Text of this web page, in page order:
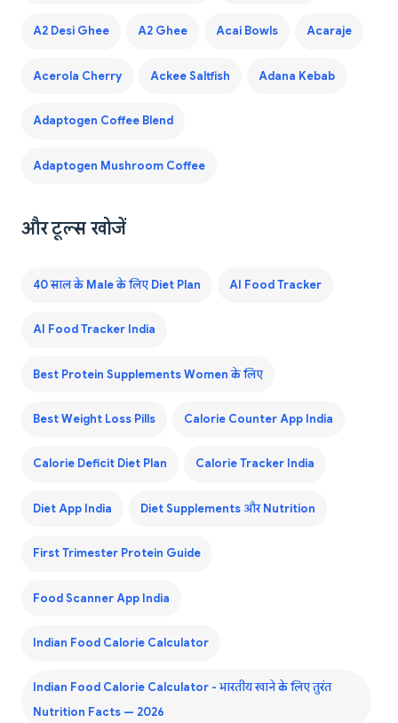
A2 Desi Ghee A2 Ghee Acai Bowls Acaraje
Acerola Cherry Ackee Saltfish Adana Kebab
Adaptogen Coffee Blend
Adaptogen Mushroom Coffee
और टूल्स खोजें
40 साल के Male के लिए Diet Plan AI Food Tracker
AI Food Tracker India
Best Protein Supplements Women के लिए
Best Weight Loss Pills Calorie Counter App India
Calorie Deficit Diet Plan Calorie Tracker India
Diet App India Diet Supplements और Nutrition
First Trimester Protein Guide
Food Scanner App India
Indian Food Calorie Calculator
Indian Food Calorie Calculator - भारतीय खाने के लिए तुरंत
Nutrition Facts — 2026